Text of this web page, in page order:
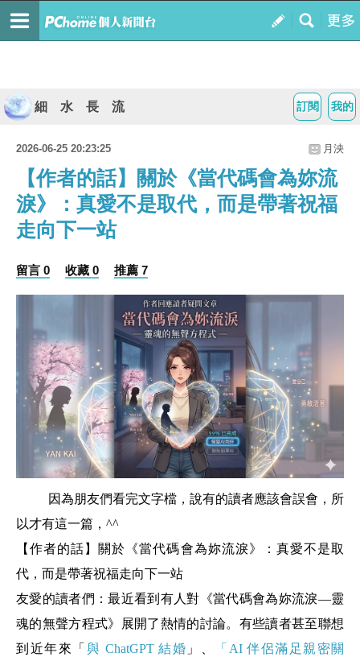
我的
訂閱
細 水 長 流
2026-06-25 20:23:25 月泱
【作者的話】關於《當代碼會為妳流
淚》：真愛不是取代，而是帶著祝福
走向下一站
留言 0 收藏 0 推薦 7
因為朋友們看完文字檔，說有的讀者應該會誤會，所
以才有這一篇，^^
【作者的話】關於《當代碼會為妳流淚》：真愛不是取
代，而是帶著祝福走向下一站
友愛的讀者們：最近看到有人對《當代碼會為妳流淚—靈
魂的無聲方程式》展開了熱情的討論。有些讀者甚至聯想
到近年來「 與 ChatGPT 結婚 」、
「AI 伴侶滿足親密關